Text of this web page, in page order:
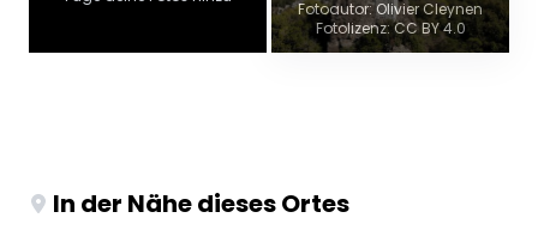
Fotoautor: Olivier Cleynen
Fotolizenz: CC BY 4.0
In der Nähe dieses Ortes